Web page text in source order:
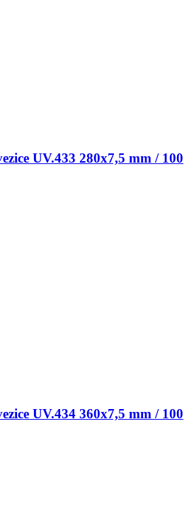
UV.433 280x7,5 mm / 100
UV.434 360x7,5 mm / 100